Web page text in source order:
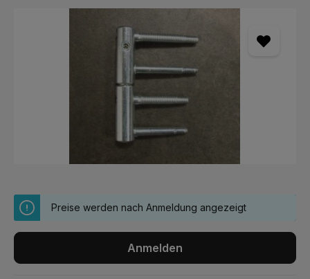
Preise werden nach Anmeldung angezeigt
Anmelden